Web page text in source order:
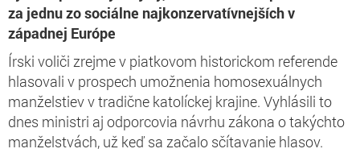
za jednu zo sociálne najkonzervatívnejších v
západnej Európe
Írski voliči zrejme v piatkovom historickom referende
hlasovali v prospech umožnenia homosexuálnych
manželstiev v tradične katolíckej krajine. Vyhlásili to
dnes ministri aj odporcovia návrhu zákona o takýchto
manželstvách, už keď sa začalo sčítavanie hlasov.